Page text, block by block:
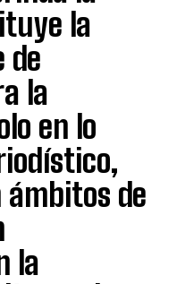
la
de
la
en lo
de
la